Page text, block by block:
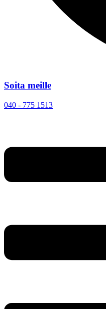
Soita meille
040 - 775 1513